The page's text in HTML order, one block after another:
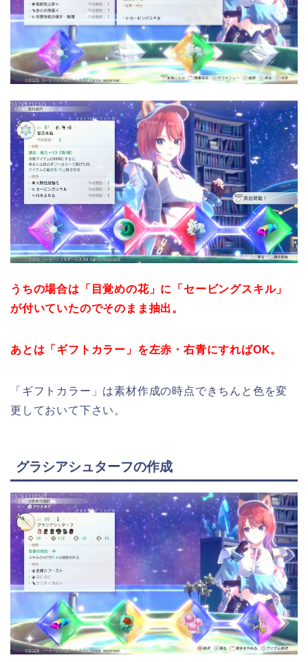
うちの場合は「目覚めの花」に「セービングスキル」
が付いていたのでそのまま抽出。
あとは「ギフトカラー」を左赤・右青にすればOK。
「ギフトカラー」は素材作成の時点できちんと色を変
更しておいて下さい。
グラシアシュターフの作成